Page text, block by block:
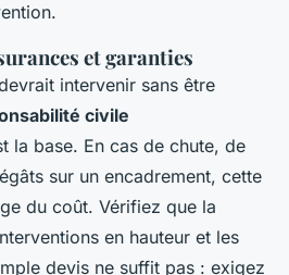
et garanties
intervenir sans être
civile
la base. En cas de chute, de
sur un encadrement, cette
du coût. Vérifiez que la
en hauteur et les
devis ne suffit pas : exigez